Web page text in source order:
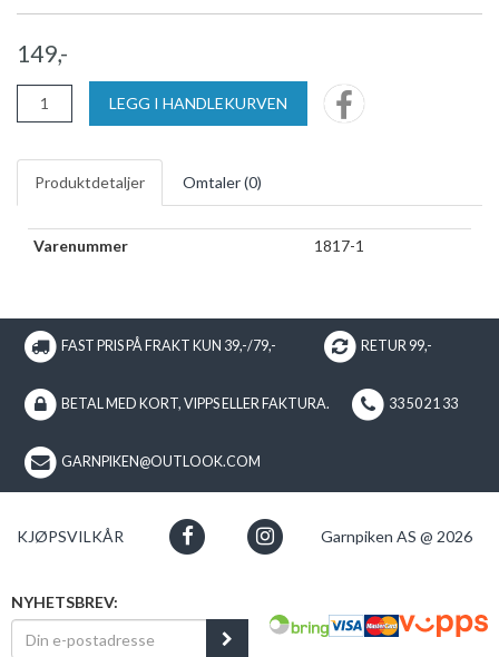
149,-
LEGG I HANDLEKURVEN
Produktdetaljer Omtaler (0)
Varenummer 1817-1
FAST PRIS PÅ FRAKT KUN 39,-/79,- RETUR 99,-
BETAL MED KORT, VIPPS ELLER FAKTURA. 33 50 21 33
GARNPIKEN@OUTLOOK.COM
KJØPSVILKÅR Garnpiken AS @ 2026
NYHETSBREV: